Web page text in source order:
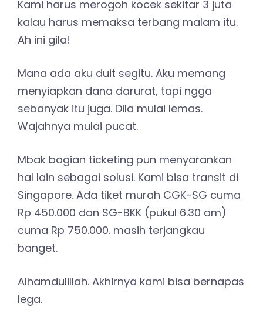
Kami harus merogoh kocek sekitar 3 juta
kalau harus memaksa terbang malam itu.
Ah ini gila!
Mana ada aku duit segitu. Aku memang
menyiapkan dana darurat, tapi ngga
sebanyak itu juga. Dila mulai lemas.
Wajahnya mulai pucat.
Mbak bagian ticketing pun menyarankan
hal lain sebagai solusi. Kami bisa transit di
Singapore. Ada tiket murah CGK-SG cuma
Rp 450.000 dan SG-BKK (pukul 6.30 am)
cuma Rp 750.000. masih terjangkau
banget.
Alhamdulillah. Akhirnya kami bisa bernapas
lega.